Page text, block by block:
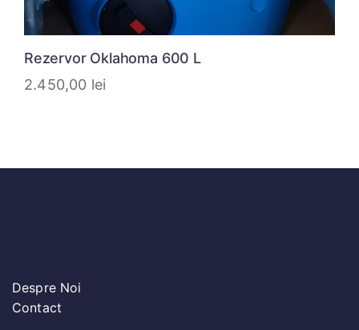
Rezervor Oklahoma 600 L
2.450,00 lei
Despre Noi
Contact